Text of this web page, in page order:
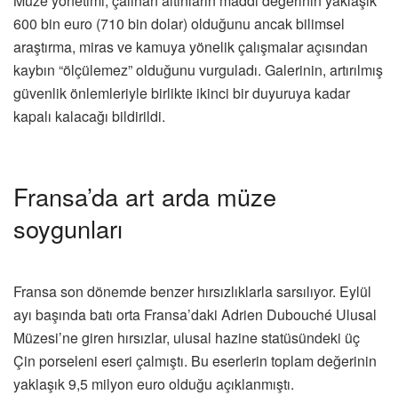
600 bin euro (710 bin dolar) olduğunu ancak bilimsel
araştırma, miras ve kamuya yönelik çalışmalar açısından
kaybın “ölçülemez” olduğunu vurguladı. Galerinin, artırılmış
güvenlik önlemleriyle birlikte ikinci bir duyuruya kadar
kapalı kalacağı bildirildi.
Fransa’da art arda müze
soygunları
Fransa son dönemde benzer hırsızlıklarla sarsılıyor. Eylül
ayı başında batı orta Fransa’daki Adrien Dubouché Ulusal
Müzesi’ne giren hırsızlar, ulusal hazine statüsündeki üç
Çin porseleni eseri çalmıştı. Bu eserlerin toplam değerinin
yaklaşık 9,5 milyon euro olduğu açıklanmıştı.